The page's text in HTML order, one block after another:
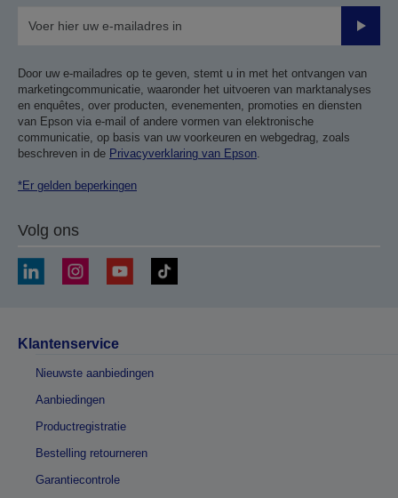
Door uw e-mailadres op te geven, stemt u in met het ontvangen van
marketingcommunicatie, waaronder het uitvoeren van marktanalyses
en enquêtes, over producten, evenementen, promoties en diensten
van Epson via e-mail of andere vormen van elektronische
communicatie, op basis van uw voorkeuren en webgedrag, zoals
beschreven in de Privacyverklaring van Epson
*Er gelden beperkingen
Volg ons
Klantenservice
Nieuwste aanbiedingen
Aanbiedingen
Productregistratie
Bestelling retourneren
Garantiecontrole